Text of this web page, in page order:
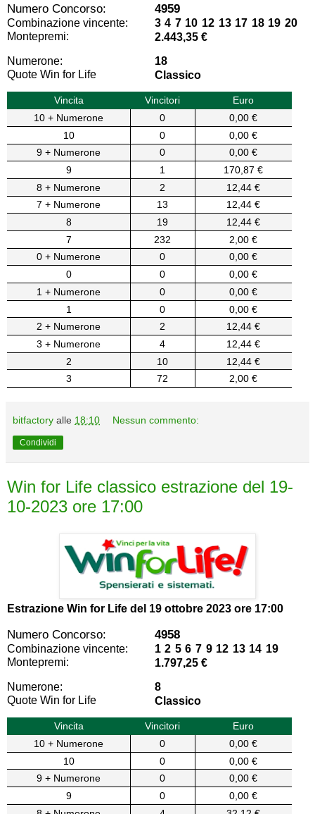
Numero Concorso: 4959
Combinazione vincente:
3 4 7 10 12 13 17 18 19 20
Montepremi:
2.443,35 €
Numerone:
18
Quote Win for Life
Classico
Vincita Vincitori
Euro
10 + Numerone
0
0,00 €
10
0
0,00 €
9 + Numerone
0
0,00 €
9
1
170,87 €
8 + Numerone
2
12,44 €
7 + Numerone
13
12,44 €
8
19
12,44 €
7
232
2,00 €
0 + Numerone
0
0,00 €
0
0
0,00 €
1 + Numerone
0
0,00 €
1
0
0,00 €
2 + Numerone
2
12,44 €
3 + Numerone
4
12,44 €
2
10
12,44 €
3
72 2,00 €
bitfactory alle 18:10 Nessun commento:
Condividi
Win for Life classico estrazione del 19-
10-2023 ore 17:00
Estrazione Win for Life del 19 ottobre 2023 ore 17:00
Numero Concorso: 4958
Combinazione vincente:
1 2 5 6 7 9 12 13 14 19
Montepremi:
1.797,25 €
Numerone:
8
Quote Win for Life
Classico
Vincita Vincitori
Euro
10 + Numerone
0
0,00 €
10
0
0,00 €
9 + Numerone
0
0,00 €
9
0
0,00 €